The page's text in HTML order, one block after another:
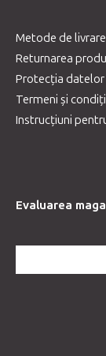
Metode de
Returnarea
Protecția datelor
Termeni și
Instrucțiuni
Evaluarea